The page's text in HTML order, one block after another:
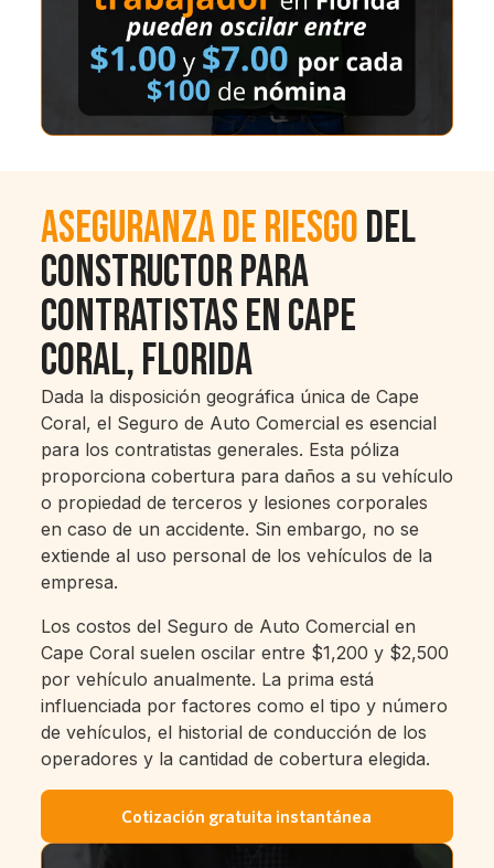
Aseguranza de riesgodel
constructor para
contratistas en Cape
Coral, Florida
Dada la disposición geográfica única de Cape
Coral, el Seguro de Auto Comercial es esencial
para los contratistas generales. Esta póliza
proporciona cobertura para daños a su vehículo
o propiedad de terceros y lesiones corporales
en caso de un accidente. Sin embargo, no se
extiende al uso personal de los vehículos de la
empresa.
Los costos del Seguro de Auto Comercial en
Cape Coral suelen oscilar entre $1,200 y $2,500
por vehículo anualmente. La prima está
influenciada por factores como el tipo y número
de vehículos, el historial de conducción de los
operadores y la cantidad de cobertura elegida.
Cotización gratuita instantánea